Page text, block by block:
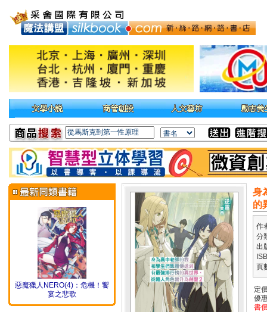
惡魔獵人NERO(4)：危機！饗
宴之悲歌
身
的
作
分
出
頁
定
優
書